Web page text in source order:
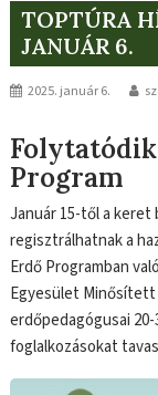
TOPTÚRA
JANUÁR 6.
2025. január 6.
Program
Január 15-től a keret
regisztrálhatnak a
Erdő Programban
Egyesület Minősített
erdőpedagógusai
foglalkozásokat